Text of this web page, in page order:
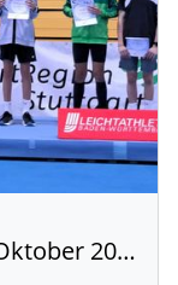
WLV-Talentsportfest am 10. Oktober 2026